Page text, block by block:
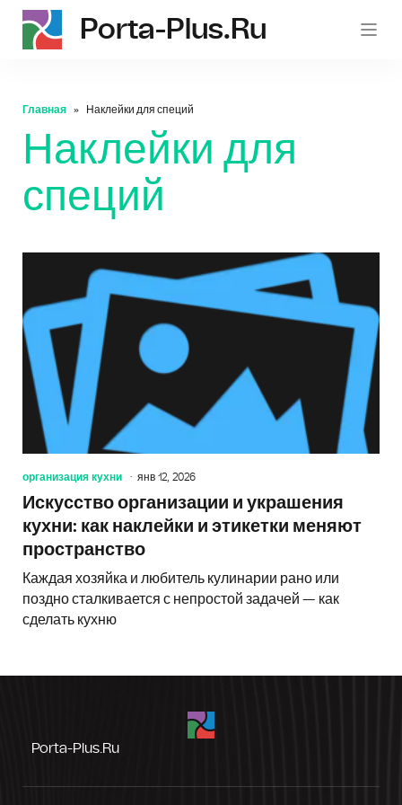
Porta-Plus.ru
Главная Наклейки для специй
Наклейки для
специй
организация кухни янв 12, 2026
Искусство организации и украшения
кухни: как наклейки и этикетки меняют
пространство
Каждая хозяйка и любитель кулинарии рано или
поздно сталкивается с непростой задачей — как
сделать кухню
Porta-Plus.ru